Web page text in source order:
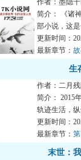
作者：墨隐
简介： 《诸
部小说，这
暴，一次对
更新时间：
最新章节：
生
作者：二月残
简介： 2015
轨迹生活，
家也只...
更新时间：
最新章节：
末世：